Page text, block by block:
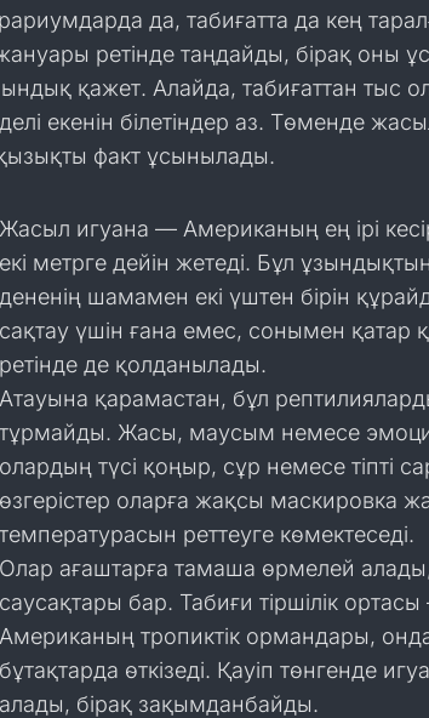
да, табиғатта да кең
ретінде таңдайды, бірақ оны
қажет. Алайда, табиғаттан тыс
екенін білетіндер аз. Төменде
факт ұсынылады.
Жасыл игуана — Американың ең ірі
екі метрге дейін жетеді. Бұл
дененің шамамен екі үштен бірін
сақтау үшін ғана емес, сонымен қатар
ретінде де қолданылады.
Атауына қарамастан, бұл
тұрмайды. Жасы, маусым немесе
олардың түсі қоңыр, сұр немесе тіпті
өзгерістер оларға жақсы маскировка
температурасын реттеуге көмектеседі.
Олар ағаштарға тамаша өрмелей алады,
саусақтары бар. Табиғи тіршілік
Американың тропиктік ормандары,
бұтақтарда өткізеді. Қауіп төнгенде
алады, бірақ зақымданбайды.